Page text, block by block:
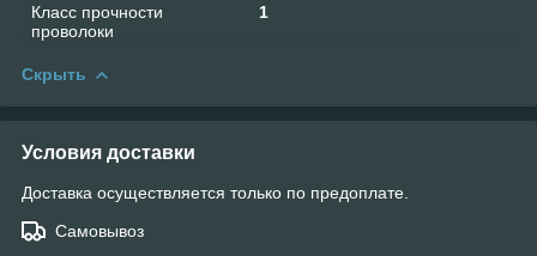
Класс прочности
проволоки
1
Скрыть
Условия доставки
Доставка осуществляется только по предоплате.
Самовывоз